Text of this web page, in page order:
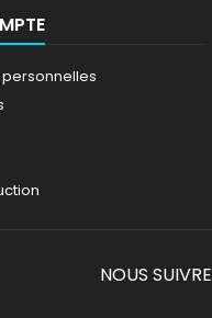
NOUS SUIVRE